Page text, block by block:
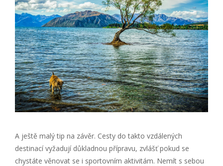
A ještě malý tip na závěr. Cesty do takto vzdálených
destinací vyžadují důkladnou přípravu, zvlášť pokud se
chystáte věnovat se i sportovním aktivitám. Nemít s sebou